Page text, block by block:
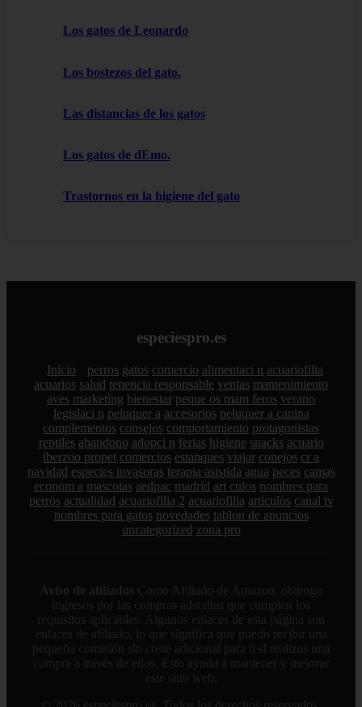
Los gatos de Leonardo
Los bostezos del gato.
Las distancias de los gatos
Los gatos de dEmo.
Trastornos en la higiene del gato
especiespro.es
Inicio perros gatos comercio alimentaci n acuariofilia
acuarios salud tenencia responsable ventas mantenimiento
aves marketing bienestar peque os mam feros verano
legislaci n peluquer a accesorios peluquer a canina
complementos consejos comportamiento protagonistas
reptiles abandono adopci n ferias higiene snacks acuario
iberzoo propet comercios estanques viajar conejos cr a
navidad especies invasoras terapia asistida agua peces camas
econom a mascotas aedpac madrid art culos nombres para
perros actualidad acuariofilia 2 acuariofilia articulos canal tv
nombres para gatos novedades tablon de anuncios
uncategorized zona pro
Aviso de afiliados Como Afiliado de Amazon, obtengo
ingresos por las compras adscritas que cumplen los
requisitos aplicables. Algunos enlaces de esta página son
enlaces de afiliado, lo que significa que puedo recibir una
pequeña comisión sin coste adicional para ti si realizas una
compra a través de ellos. Esto ayuda a mantener y mejorar
este sitio web.